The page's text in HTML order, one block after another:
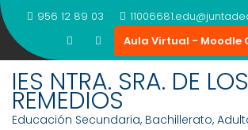
Saltar
al
contenido
956 12 89 03
Aula Virtual - Moodle
IES NTRA. SRA. DE LOS
REMEDIOS
Educación Secundaria, Bachillerato,